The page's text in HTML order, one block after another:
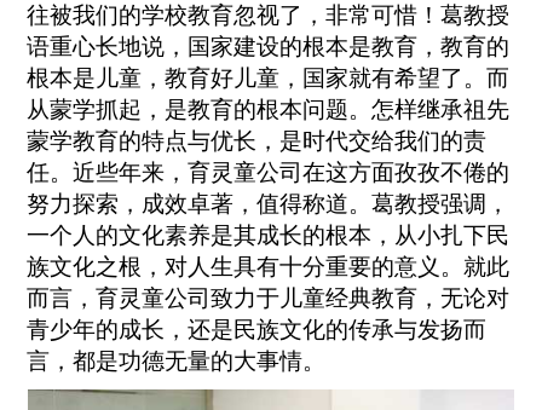
往被我们的学校教育忽视了，非常可惜！葛教授
语重心长地说，国家建设的根本是教育，教育的
根本是儿童，教育好儿童，国家就有希望了。而
从蒙学抓起，是教育的根本问题。怎样继承祖先
蒙学教育的特点与优长，是时代交给我们的责
任。近些年来，育灵童公司在这方面孜孜不倦的
努力探索，成效卓著，值得称道。葛教授强调，
一个人的文化素养是其成长的根本，从小扎下民
族文化之根，对人生具有十分重要的意义。就此
而言，育灵童公司致力于儿童经典教育，无论对
青少年的成长，还是民族文化的传承与发扬而
言，都是功德无量的大事情。